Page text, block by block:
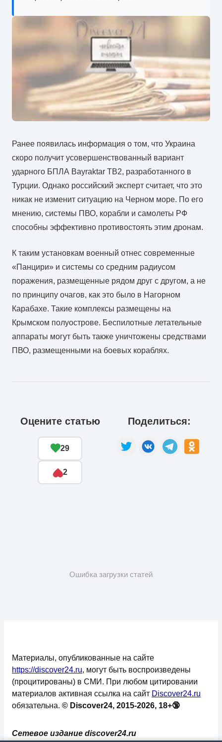
Ранее появилась информация о том, что Украина
скоро получит усовершенствованный вариант
ударного БПЛА Bayraktar TB2, разработанного в
Турции. Однако российский эксперт считает, что это
никак не изменит ситуацию на Черном море. По его
мнению, системы ПВО, корабли и самолеты РФ
способны эффективно противостоять этим дронам.
К таким установкам военный отнес современные
«Панцири» и системы со средним радиусом
поражения, размещенные рядом друг с другом, а не
по принципу очагов, как это было в Нагорном
Карабахе. Такие комплексы размещены на
Крымском полуострове. Беспилотные летательные
аппараты могут быть также уничтожены средствами
ПВО, размещенными на боевых кораблях.
Оцените статью
29
2
Поделиться:
Ошибка загрузки статей
Сетевое издание discover24.ru
Материалы, опубликованные на сайте
https://discover24.ru, могут быть воспроизведены
(процитированы) в СМИ. При любом цитировании
материалов активная ссылка на сайт Discover24.ru
обязательна. © Discover24, 2015-2026, 18+🔞